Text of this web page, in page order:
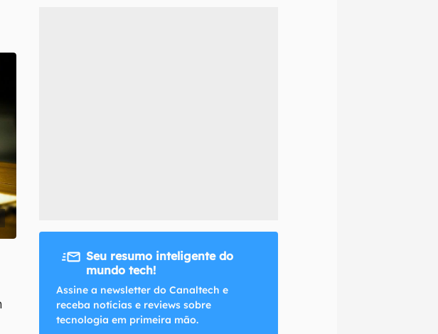
de Privacidade do Canaltech.
Seu resumo inteligente do
mundo tech!
Assine a newsletter do Canaltech e
receba notícias e reviews sobre
tecnologia em primeira mão.